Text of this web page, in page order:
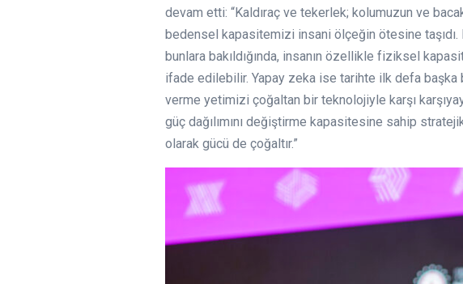
devam etti: “Kaldıraç ve tekerlek; kolumuzun ve
bedensel kapasitemizi insani ölçeğin ötesine taşıdı.
bunlara bakıldığında, insanın özellikle fiziksel
ifade edilebilir. Yapay zeka ise tarihte ilk defa başka
verme yetimizi çoğaltan bir teknolojiyle karşı
güç dağılımını değiştirme kapasitesine sahip
olarak gücü de çoğaltır.”